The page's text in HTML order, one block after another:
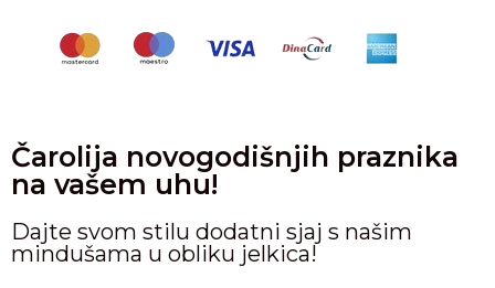
Čarolija novogodišnjih praznika
na vašem uhu!
Dajte svom stilu dodatni sjaj s našim
mindušama u obliku jelkica!